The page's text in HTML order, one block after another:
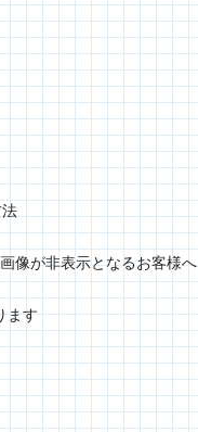
像が非表示となるお客様へ
ます